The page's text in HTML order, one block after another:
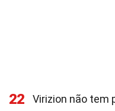
22 Virizion não tem